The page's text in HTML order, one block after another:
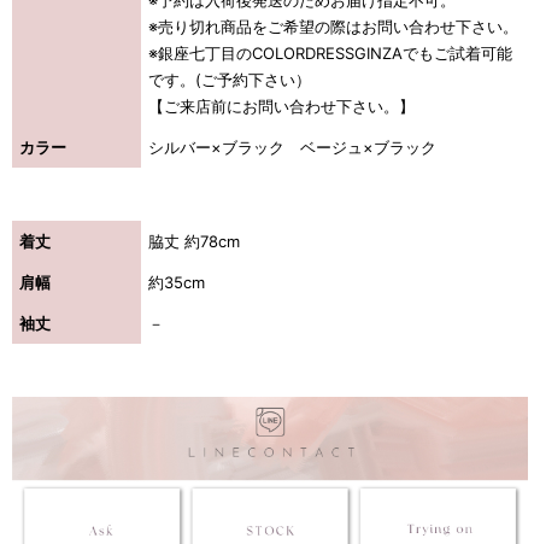
※売り切れ商品をご希望の際はお問い合わせ下さい。
※銀座七丁目のCOLORDRESSGINZAでもご試着可能
です。(ご予約下さい）
【ご来店前にお問い合わせ下さい。】
カラー シルバー×ブラック ベージュ×ブラック
着丈 脇丈 約78cm
肩幅 約35cm
袖丈 －